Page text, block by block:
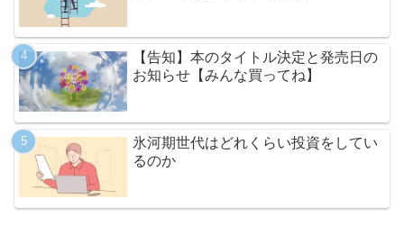
【告知】本のタイトル決定と発売日の
お知らせ【みんな買ってね】
氷河期世代はどれくらい投資をしてい
るのか